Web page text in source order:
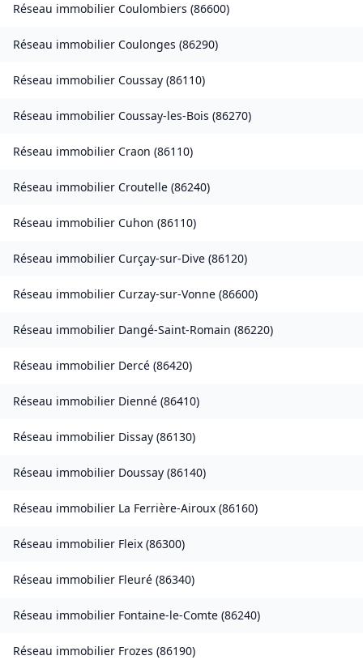
Réseau immobilier Coulombiers (86600)
Réseau immobilier Coulonges (86290)
Réseau immobilier Coussay (86110)
Réseau immobilier Coussay-les-Bois (86270)
Réseau immobilier Craon (86110)
Réseau immobilier Croutelle (86240)
Réseau immobilier Cuhon (86110)
Réseau immobilier Curçay-sur-Dive (86120)
Réseau immobilier Curzay-sur-Vonne (86600)
Réseau immobilier Dangé-Saint-Romain (86220)
Réseau immobilier Dercé (86420)
Réseau immobilier Dienné (86410)
Réseau immobilier Dissay (86130)
Réseau immobilier Doussay (86140)
Réseau immobilier La Ferrière-Airoux (86160)
Réseau immobilier Fleix (86300)
Réseau immobilier Fleuré (86340)
Réseau immobilier Fontaine-le-Comte (86240)
Réseau immobilier Frozes (86190)